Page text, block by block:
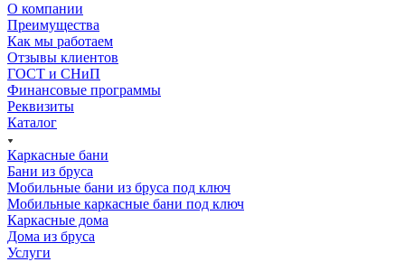
О компании
Преимущества
Как мы работаем
Отзывы клиентов
ГОСТ и СНиП
Финансовые программы
Реквизиты
Каталог
Каркасные бани
Бани из бруса
Мобильные бани из бруса под ключ
Мобильные каркасные бани под ключ
Каркасные дома
Дома из бруса
Услуги